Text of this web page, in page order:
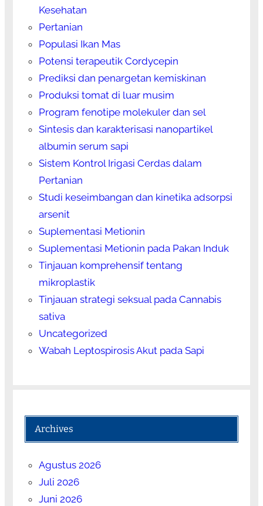
Kesehatan
Pertanian
Populasi Ikan Mas
Potensi terapeutik Cordycepin
Prediksi dan penargetan kemiskinan
Produksi tomat di luar musim
Program fenotipe molekuler dan sel
Sintesis dan karakterisasi nanopartikel
albumin serum sapi
Sistem Kontrol Irigasi Cerdas dalam
Pertanian
Studi keseimbangan dan kinetika adsorpsi
arsenit
Suplementasi Metionin
Suplementasi Metionin pada Pakan Induk
Tinjauan komprehensif tentang
mikroplastik
Tinjauan strategi seksual pada Cannabis
sativa
Uncategorized
Wabah Leptospirosis Akut pada Sapi
Archives
Agustus 2026
Juli 2026
Juni 2026